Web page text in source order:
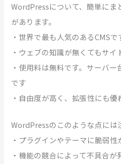
WordPressについて、簡単にま
があります。
・世界で最も人気のあるCMSで
・ウェブの知識が無くてもサ
・使用料は無料です。サーバ
です
・自由度が高く、拡張性にも優
WordPressのこのような点には
・プラグインやテーマに脆弱
・機能の競合によって不具合